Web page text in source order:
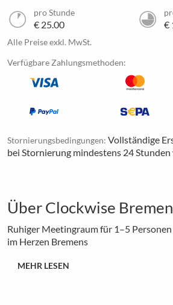
pro Stunde
€ 25.00 €
Alle Preise exkl. MwSt.
Verfügbare Zahlungsmethoden:
Stornierungsbedingungen: Vollständige
bei Stornierung mindestens 24 Stunden
Über Clockwise
Ruhiger Meetingraum für 1–5
im Herzen Bremens
MEHR LESEN